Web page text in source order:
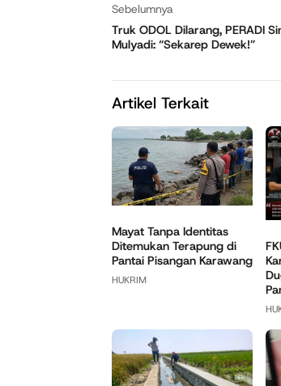
Sebelumnya
Truk ODOL Dilarang, PERADI
Mulyadi: “Sekarep Dewek!”
Artikel Terkait
Mayat Tanpa Identitas
Ditemukan Terapung di
Pantai Pisangan Karawang
HUKRIM